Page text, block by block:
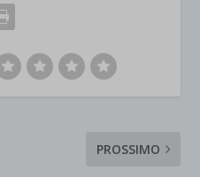
PROSSIMO